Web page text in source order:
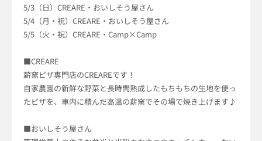
5/3（日）CREARE・おいしそう屋さん
5/4（月・祝）CREARE・おいしそう屋さん
5/5（火・祝）CREARE・Camp×Camp
■CREARE
薪窯ピザ専門店のCREAREです！
自家農園の新鮮な野菜と長時間熟成したもちもちの生地を使っ
たピザを、車内に積んだ高温の薪窯でその場で焼き上げます♪
■おいしそう屋さん